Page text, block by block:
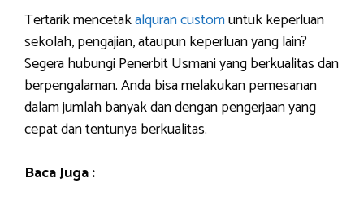
Tertarik mencetakalquran customuntuk keperluan
sekolah, pengajian, ataupun keperluan yang lain?
Segera hubungi Penerbit Usmani yang berkualitas dan
berpengalaman. Anda bisa melakukan pemesanan
dalam jumlah banyak dan dengan pengerjaan yang
cepat dan tentunya berkualitas.
Baca Juga :